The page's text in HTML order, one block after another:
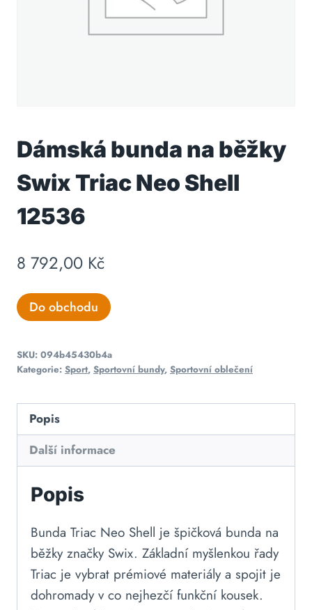
Dámská bunda na běžky
Swix Triac Neo Shell
12536
8 792,00 Kč
Do obchodu
SKU: 094b45430b4a
Kategorie: Sport, Sportovní bundy, Sportovní oblečení
Popis
Další informace
Popis
Bunda Triac Neo Shell je špičková bunda na
běžky značky Swix. Základní myšlenkou řady
Triac je vybrat prémiové materiály a spojit je
dohromady v co nejhezčí funkční kousek.